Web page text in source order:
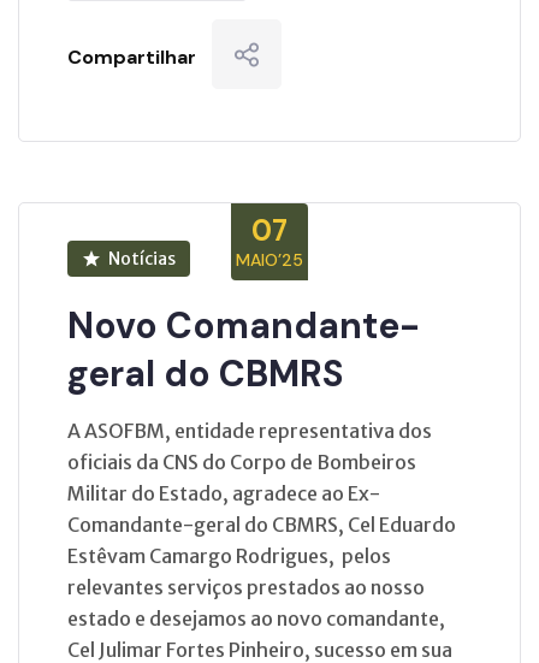
Compartilhar
07
MAIO’25
Notícias
Novo Comandante-
geral do CBMRS
A ASOFBM, entidade representativa dos
oficiais da CNS do Corpo de Bombeiros
Militar do Estado, agradece ao Ex-
Comandante-geral do CBMRS, Cel Eduardo
Estêvam Camargo Rodrigues, pelos
relevantes serviços prestados ao nosso
estado e desejamos ao novo comandante,
Cel Julimar Fortes Pinheiro, sucesso em sua